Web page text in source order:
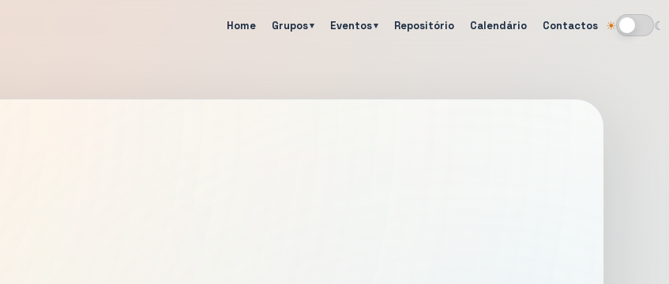
Home Grupos Eventos Repositório Calendário Contactos ☀ ☾
Alternar tema